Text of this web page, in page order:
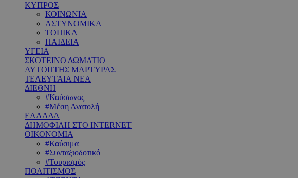
ΚΥΠΡΟΣ
ΚΟΙΝΩΝΙΑ
ΑΣΤΥΝΟΜΙΚΑ
ΤΟΠΙΚΑ
ΠΑΙΔΕΙΑ
ΥΓΕΙΑ
ΣΚΟΤΕΙΝΟ ΔΩΜΑΤΙΟ
ΑΥΤΟΠΤΗΣ ΜΑΡΤΥΡΑΣ
ΤΕΛΕΥΤΑΙΑ ΝΕΑ
ΔΙΕΘΝΗ
#Καύσωνας
#Μέση Ανατολή
ΕΛΛΑΔΑ
ΔΗΜΟΦΙΛΗ ΣΤΟ INTERNET
ΟΙΚΟΝΟΜΙΑ
#Καύσιμα
#Συνταξιοδοτικό
#Τουρισμός
ΠΟΛΙΤΙΣΜΟΣ